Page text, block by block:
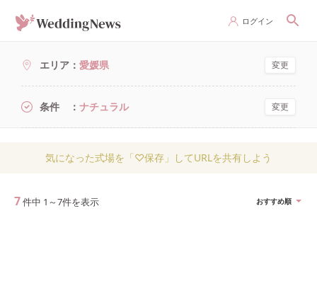
ログイン
エリア 愛媛県 変更
条件 ナチュラル 変更
気になった式場を「♡保存」してURLを共有しよう
7件中 1 ～7件を表示 おすすめ順